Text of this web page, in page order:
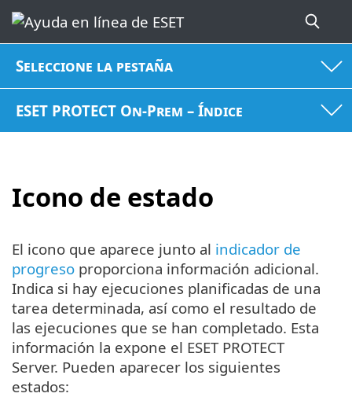
Seleccione la pestaña
ESET PROTECT On-Prem – Índice
Icono de estado
El icono que aparece junto al indicador de
progreso proporciona información adicional.
Indica si hay ejecuciones planificadas de una
tarea determinada, así como el resultado de
las ejecuciones que se han completado. Esta
información la expone el ESET PROTECT
Server. Pueden aparecer los siguientes
estados: